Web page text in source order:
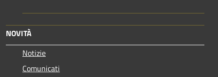
NOVITÀ
Notizie
Comunicati